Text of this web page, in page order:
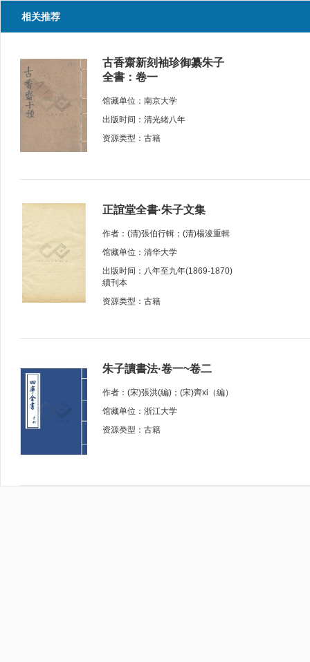
相关推荐
古香齋新刻袖珍御纂朱子
全書：卷一
馆藏单位：南京大学
出版时间：清光緒八年
资源类型：古籍
正誼堂全書·朱子文集
作者：(清)張伯行輯；(清)楊浚重輯
馆藏单位：清华大学
出版时间：八年至九年(1869-1870)
續刊本
资源类型：古籍
朱子讀書法·卷一~卷二
作者：(宋)張洪(編)；(宋)齊xi（編）
馆藏单位：浙江大学
资源类型：古籍